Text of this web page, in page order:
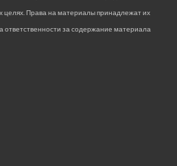
целях. Права на материалы принадлежат их
ответственности за содержание материала